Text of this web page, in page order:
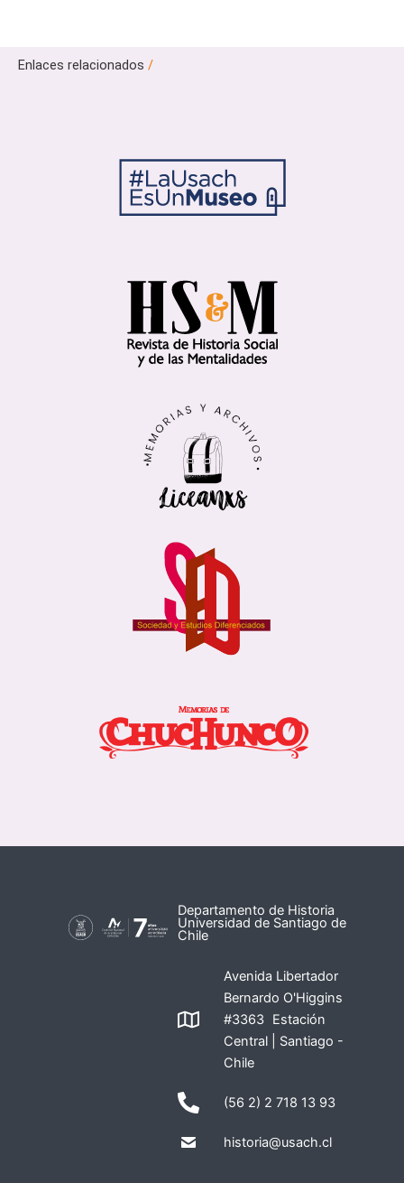
Enlaces relacionados /
Departamento de Historia
Universidad de Santiago de
Chile
Avenida Libertador
Bernardo O'Higgins
#3363 Estación
Central | Santiago -
Chile
(56 2) 2 718 13 93
historia@usach.cl